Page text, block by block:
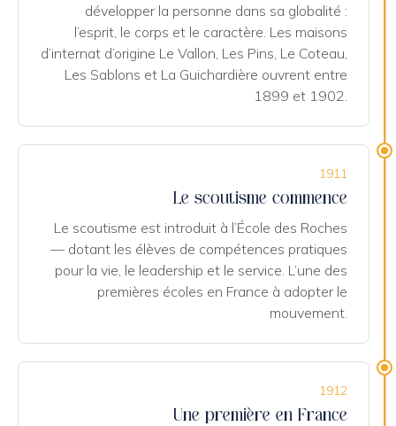
développer la personne dans sa globalité :
l’esprit, le corps et le caractère. Les maisons
d’internat d’origine Le Vallon, Les Pins, Le Coteau,
Les Sablons et La Guichardière ouvrent entre
1899 et 1902.
1911
Le scoutisme commence
Le scoutisme est introduit à l’École des Roches
— dotant les élèves de compétences pratiques
pour la vie, le leadership et le service. L’une des
premières écoles en France à adopter le
mouvement.
1912
Une première en France